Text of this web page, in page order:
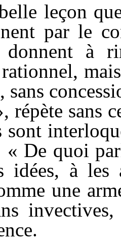
leçon
par le
donnent à
sans
répète sans
sont
« De quoi
idées, à
une